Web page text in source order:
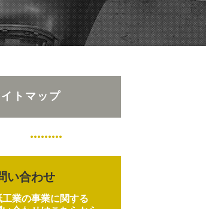
トマップ
い合わせ
工業の事業に関する